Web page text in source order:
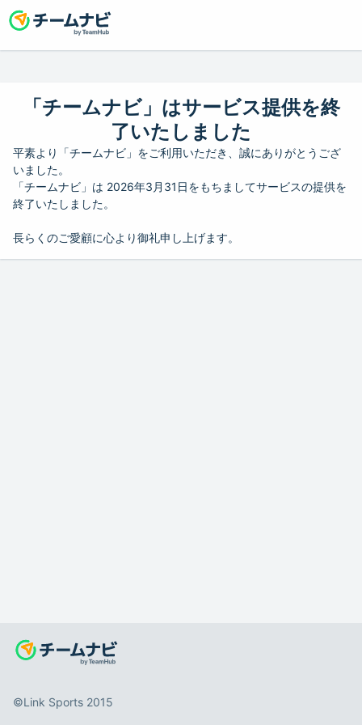
「チームナビ」はサービス提供を終
了いたしました
平素より「チームナビ」をご利用いただき、誠にありがとうござ
いました。
「チームナビ」は 2026年3月31日をもちましてサービスの提供を
終了いたしました。
長らくのご愛顧に心より御礼申し上げます。
©️Link Sports 2015